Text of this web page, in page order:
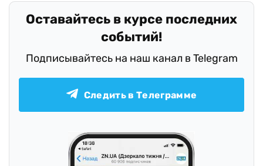
Оставайтесь в курсе последних
событий!
Подписывайтесь на наш канал в Telegram
Следить в Телеграмме